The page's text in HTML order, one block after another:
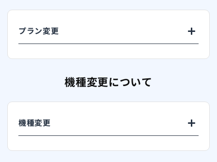
プラン変更
機種変更について
機種変更